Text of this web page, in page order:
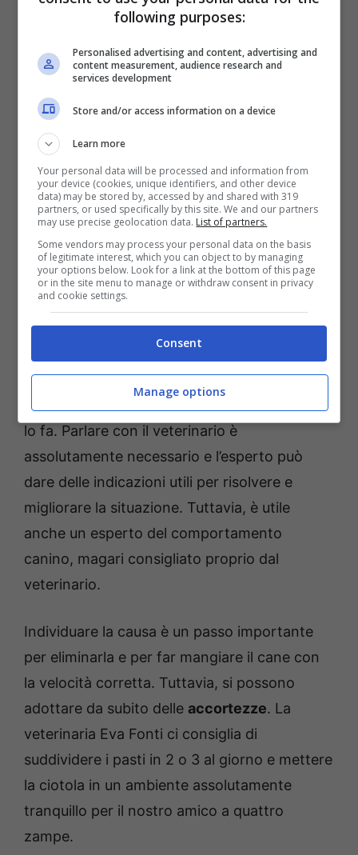
problemi nella digestione, grande afflusso di
anche vomito e diarrea. Inoltre, oltre alla
dilatazione gastrica che può sfociare in
torsione. Quest’ultima condizione è molto
grave e può portare anche alla morte del
cane.
Il cane mangia le
crocchette troppo
velocemente: cosa fare
velocemente, per prima cosa occorre
indagare sulla motivazione esatta per la quale
lo fa. Parlare con il veterinario è
assolutamente necessario e l’esperto può
dare delle indicazioni utili per risolvere e
migliorare la situazione. Tuttavia, è utile
anche un esperto del comportamento
canino, magari consigliato proprio dal
veterinario.
Individuare la causa è un passo importante
per eliminarla e per far mangiare il cane con
la velocità corretta. Tuttavia, si possono
adottare da subito delle accortezze. La
veterinaria Eva Fonti ci consiglia di
suddividere i pasti in 2 o 3 al giorno e mettere
la ciotola in un ambiente assolutamente
tranquillo per il nostro amico a quattro
zampe.
following purposes:
Personalised advertising and content, advertising and
content measurement, audience research and
services development
Store and/or access information on a device
Learn more
Your personal data will be processed and information from
your device (cookies, unique identifiers, and other device
data) may be stored by, accessed by and shared with 319
partners, or used specifically by this site. We and our partners
may use precise geolocation data. List of partners.
Some vendors may process your personal data on the basis
of legitimate interest, which you can object to by managing
your options below. Look for a link at the bottom of this page
or in the site menu to manage or withdraw consent in privacy
and cookie settings.
Consent
Manage options